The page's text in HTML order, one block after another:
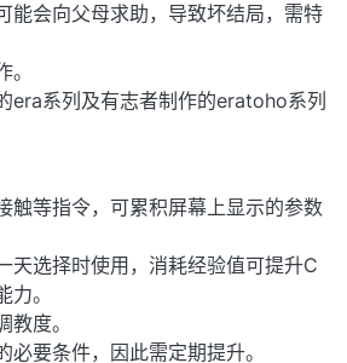
能会向父母求助，导致坏结局，需特
era系列及有志者制作的eratoho系列
触等指令，可累积屏幕上显示的参数
天选择时使用，消耗经验值可提升C
。
度。
要条件，因此需定期提升。